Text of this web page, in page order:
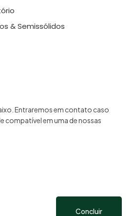
& Semissólidos
Entraremos em contato caso
compatível em uma de nossas
Concluir